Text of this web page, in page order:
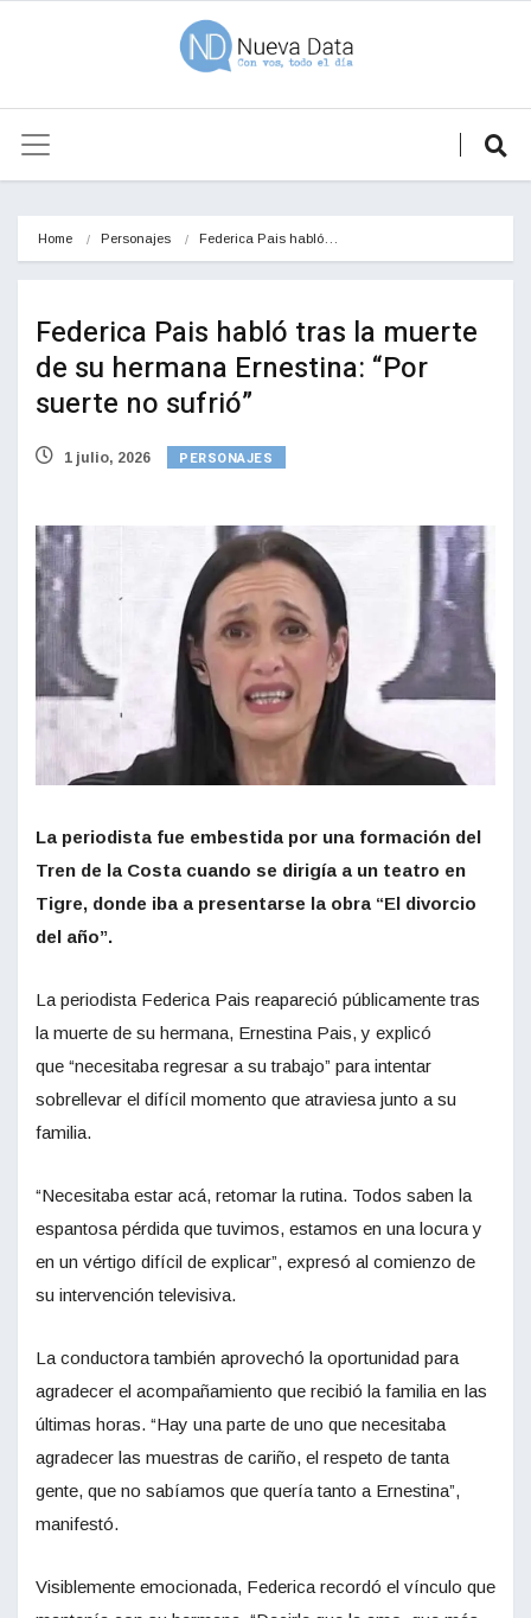
Home Personajes Federica Pais habló…
Federica Pais habló tras la muerte
de su hermana Ernestina: “Por
suerte no sufrió”
1 julio, 2026 PERSONAJES
La periodista fue embestida por una formación del
Tren de la Costa cuando se dirigía a un teatro en
Tigre, donde iba a presentarse la obra “El divorcio
del año”.
La periodista Federica Pais reapareció públicamente tras
la muerte de su hermana, Ernestina Pais, y explicó
que “necesitaba regresar a su trabajo” para intentar
sobrellevar el difícil momento que atraviesa junto a su
familia.
“Necesitaba estar acá, retomar la rutina. Todos saben la
espantosa pérdida que tuvimos, estamos en una locura y
en un vértigo difícil de explicar”, expresó al comienzo de
su intervención televisiva.
La conductora también aprovechó la oportunidad para
agradecer el acompañamiento que recibió la familia en las
últimas horas. “Hay una parte de uno que necesitaba
agradecer las muestras de cariño, el respeto de tanta
gente, que no sabíamos que quería tanto a Ernestina”,
manifestó.
Visiblemente emocionada, Federica recordó el vínculo que